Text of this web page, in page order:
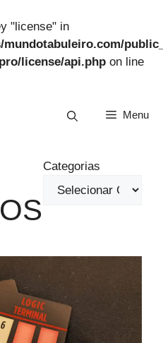
"license" in
mundotabuleiro.com/
license/api.php on line
Menu
Categorias